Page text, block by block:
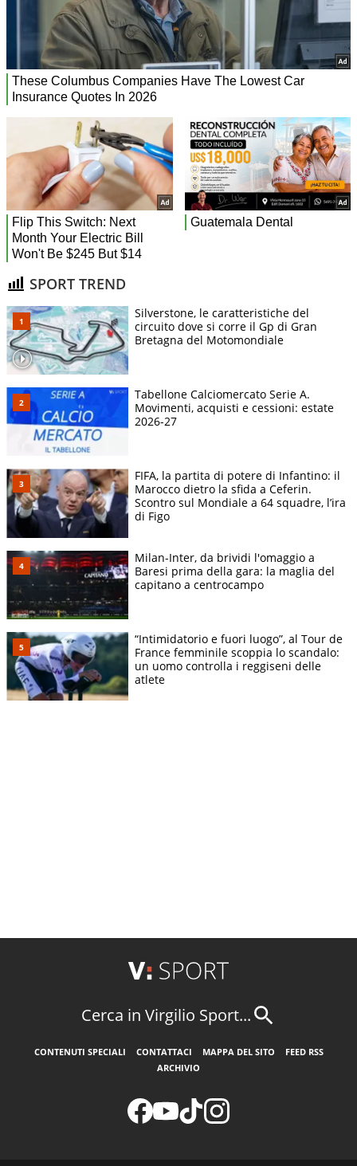
SPORT TREND
Silverstone, le caratteristiche del
circuito dove si corre il Gp di Gran
Bretagna del Motomondiale
Tabellone Calciomercato Serie A.
Movimenti, acquisti e cessioni: estate
2026-27
FIFA, la partita di potere di Infantino: il
Marocco dietro la sfida a Ceferin.
Scontro sul Mondiale a 64 squadre, l’ira
di Figo
Milan-Inter, da brividi l'omaggio a
Baresi prima della gara: la maglia del
capitano a centrocampo
“Intimidatorio e fuori luogo”, al Tour de
France femminile scoppia lo scandalo:
un uomo controlla i reggiseni delle
atlete
Cerca in Virgilio Sport...
CONTENUTI SPECIALI CONTATTACI MAPPA DEL SITO
FEED RSS
ARCHIVIO